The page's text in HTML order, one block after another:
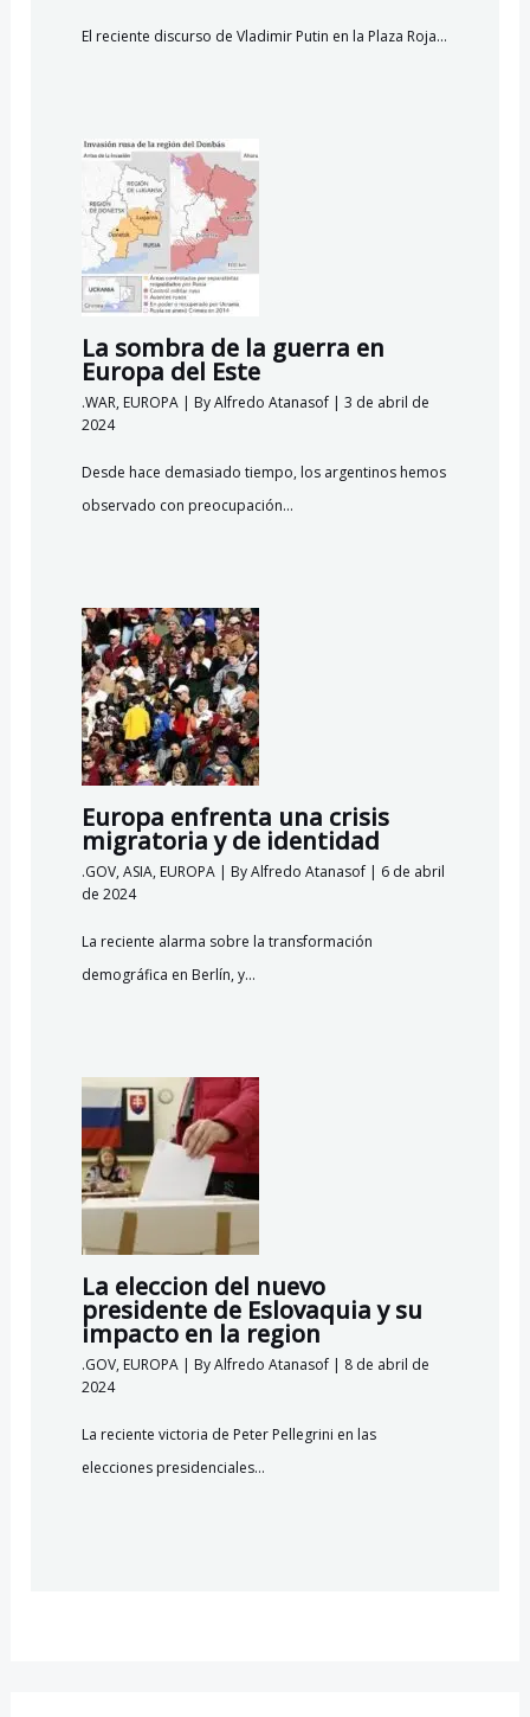
El reciente discurso de Vladimir Putin en la Plaza Roja…
La sombra de la guerra en
Europa del Este
.WAR, EUROPA| ByAlfredo Atanasof | 3 de abril de
2024
Desde hace demasiado tiempo, los argentinos hemos
observado con preocupación…
Europa enfrenta una crisis
migratoria y de identidad
.GOV,ASIA, EUROPA| ByAlfredo Atanasof | 6 de abril
de 2024
La reciente alarma sobre la transformación
demográfica en Berlín, y…
La eleccion del nuevo
presidente de Eslovaquia y su
impacto en la region
.GOV, EUROPA| ByAlfredo Atanasof | 8 de abril de
2024
La reciente victoria de Peter Pellegrini en las
elecciones presidenciales…